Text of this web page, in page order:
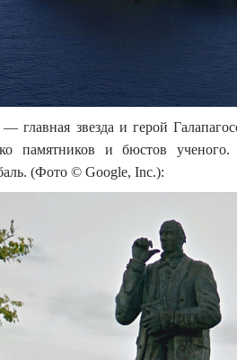
главная звезда и герой
памятников и бюстов
(Фото © Google, Inc.):